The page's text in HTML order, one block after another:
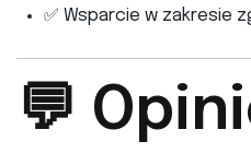
✅ Wsparcie w zakresie
💬